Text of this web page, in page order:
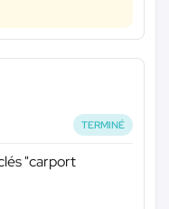
TERMINÉ
"carport